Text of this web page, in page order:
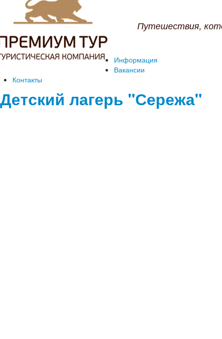
Путешествия,
Информация
Вакансии
Контакты
Детский лагерь "Сережа"